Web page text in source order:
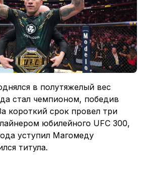
в полутяжелый вес
стал чемпионом, победив
короткий срок провел три
юбилейного UFC 300,
уступил Магомеду
титула.